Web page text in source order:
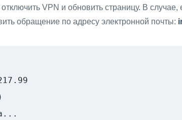
VPN и обновить страницу. В
обращение по адресу электронной почты: